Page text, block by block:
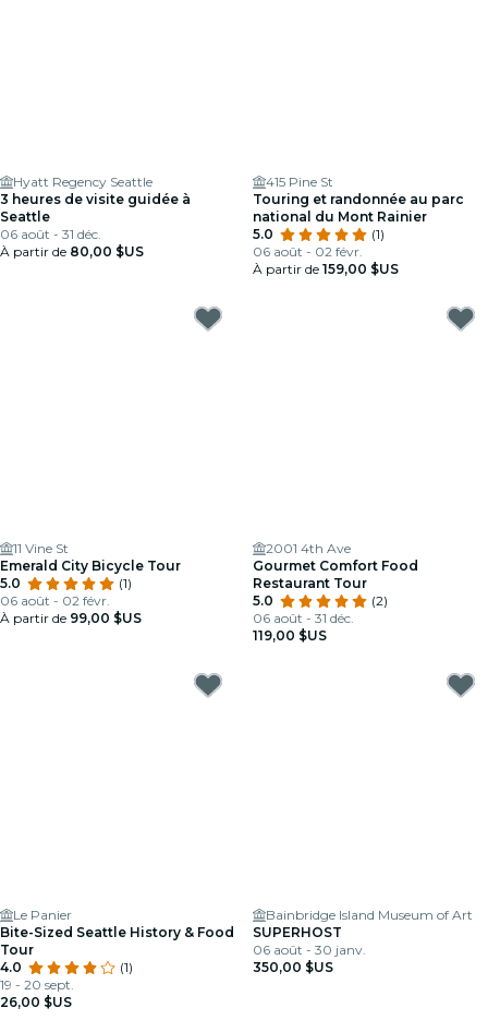
Hyatt Regency Seattle
3 heures de visite guidée à
Seattle
06 août - 31 déc.
À partir de 80,00 $US
415 Pine St
Touring et randonnée au parc
national du Mont Rainier
5.0
(1)
06 août - 02 févr.
À partir de 159,00 $US
11 Vine St
Emerald City Bicycle Tour
5.0
(1)
06 août - 02 févr.
À partir de 99,00 $US
2001 4th Ave
Gourmet Comfort Food
Restaurant Tour
5.0
(2)
06 août - 31 déc.
119,00 $US
Le Panier
Bite-Sized Seattle History & Food
Tour
4.0
(1)
19 - 20 sept.
26,00 $US
Bainbridge Island Museum of Art
SUPERHOST
06 août - 30 janv.
350,00 $US